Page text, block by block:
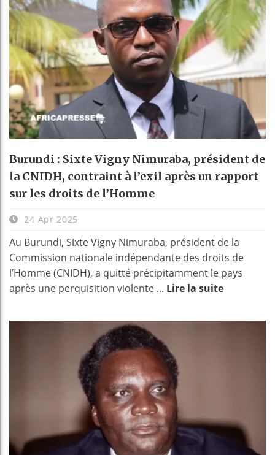
Burundi : Sixte Vigny Nimuraba, président de
la CNIDH, contraint à l’exil après un rapport
sur les droits de l’Homme
24 Apr 2025
Au Burundi, Sixte Vigny Nimuraba, président de la
Commission nationale indépendante des droits de
l’Homme (CNIDH), a quitté précipitamment le pays
après une perquisition violente ... Lire la suite